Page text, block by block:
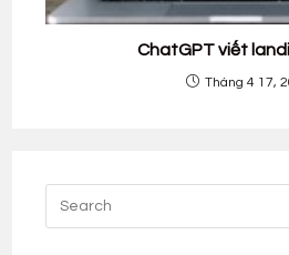
ChatGPT viết
Tháng 4 17,